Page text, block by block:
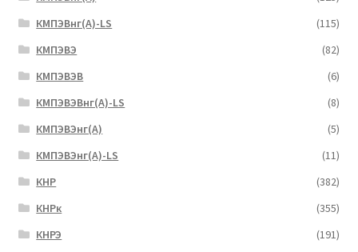
КМПЭВнг(А)-LS
(115)
КМПЭВЭ
(82)
КМПЭВЭВ
(6)
КМПЭВЭВнг(А)-LS
(8)
КМПЭВЭнг(А)
(5)
КМПЭВЭнг(А)-LS
(11)
КНР
(382)
КНРк
(355)
КНРЭ
(191)